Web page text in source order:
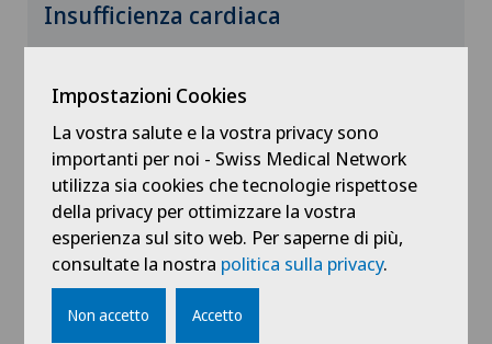
Insufficienza cardiaca
21.01.2026
Dottori con questa specialità
Impostazioni Cookies
La vostra salute e la vostra privacy sono
importanti per noi - Swiss Medical Network
utilizza sia cookies che tecnologie rispettose
della privacy per ottimizzare la vostra
esperienza sul sito web. Per saperne di più,
consultate la nostra politica sulla privacy.
Non accetto Accetto